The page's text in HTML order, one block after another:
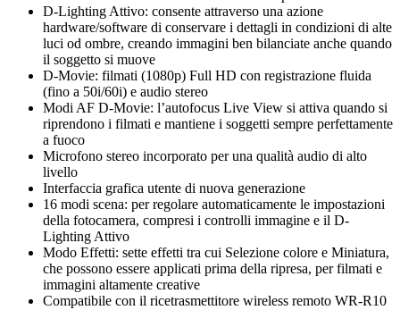
D-Lighting Attivo: consente attraverso una azione
hardware/software di conservare i dettagli in condizioni di alte
luci od ombre, creando immagini ben bilanciate anche quando
il soggetto si muove
D-Movie: filmati (1080p) Full HD con registrazione fluida
(fino a 50i/60i) e audio stereo
Modi AF D-Movie: l’autofocus Live View si attiva quando si
riprendono i filmati e mantiene i soggetti sempre perfettamente
a fuoco
Microfono stereo incorporato per una qualità audio di alto
livello
Interfaccia grafica utente di nuova generazione
16 modi scena: per regolare automaticamente le impostazioni
della fotocamera, compresi i controlli immagine e il D-
Lighting Attivo
Modo Effetti: sette effetti tra cui Selezione colore e Miniatura,
che possono essere applicati prima della ripresa, per filmati e
immagini altamente creative
Compatibile con il ricetrasmettitore wireless remoto WR-R10